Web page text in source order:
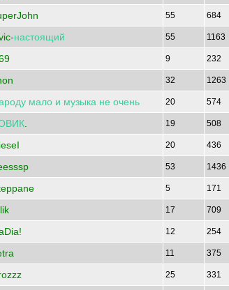
55 684
настоящий 55 1163
9 232
32 1263
мало и музыка не очень 20 574
19 508
20 436
53 1436
5 171
17 709
12 254
11 375
25 331